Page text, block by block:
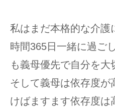
私はまだ本格的な介護
時間365日一緒に過ご
も義母優先で自分を大
そして義母は依存度が
けばますます依存度